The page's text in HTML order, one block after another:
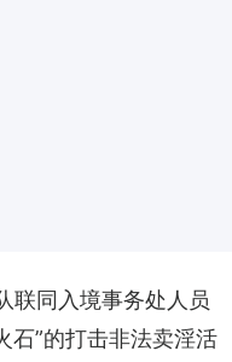
联同入境事务处人员
石”的打击非法卖淫活